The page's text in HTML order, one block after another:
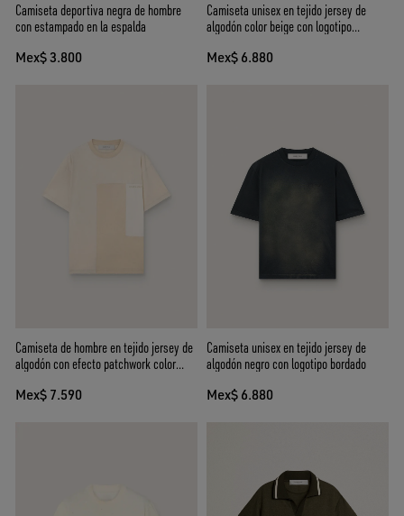
Camiseta deportiva negra de hombre
con estampado en la espalda
Mex$ 3.800
Camiseta unisex en tejido jersey de
algodón color beige con logotipo
Mex$ 6.880
Camiseta de hombre en tejido jersey de
algodón con efecto patchwork color
Mex$ 7.590
Camiseta unisex en tejido jersey de
algodón negro con logotipo bordado
Mex$ 6.880